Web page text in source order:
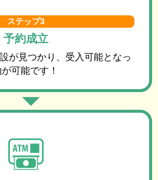
ステップ3
予約成立
が見つかり、受入可能となっ
可能です！